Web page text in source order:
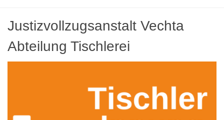
Justizvollzugsanstalt Vechta
Abteilung Tischlerei